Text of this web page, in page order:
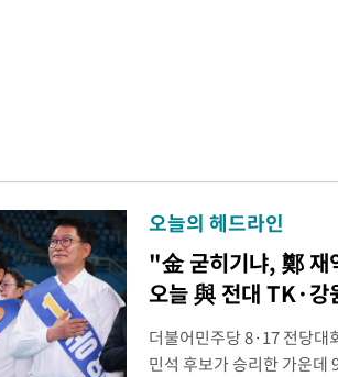
오늘의 헤드라인
"金 굳히기냐, 鄭 재
오늘 與 전대 TK·강
더불어민주당 8·17 전당대
민석 후보가 승리한 가운데